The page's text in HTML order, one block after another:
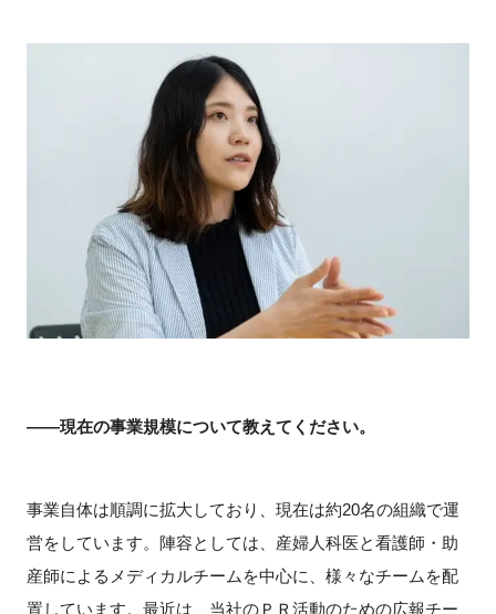
――現在の事業規模について教えてください。
事業自体は順調に拡大しており、現在は約20名の組織で運
営をしています。陣容としては、産婦人科医と看護師・助
産師によるメディカルチームを中心に、様々なチームを配
置しています。最近は、当社のＰＲ活動のための広報チー